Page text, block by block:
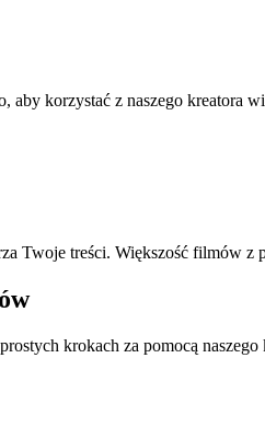
aby korzystać z naszego
Twoje treści. Większość filmów
krokach za pomocą